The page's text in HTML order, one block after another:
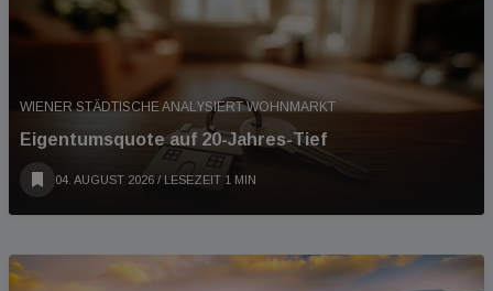
WIENER STÄDTISCHE ANALYSIERT WOHNMARKT
Eigentumsquote auf 20-Jahres-Tief
04. AUGUST 2026 / LESEZEIT 1 MIN